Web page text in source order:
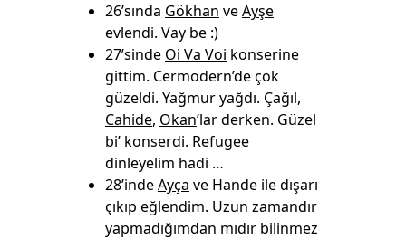
26’sında Gökhan veAyşe
evlendi. Vay be :)
27’sinde Oi Va Voi konserine
gittim. Cermodern’de çok
güzeldi. Yağmur yağdı. Çağıl,
Cahide, Okan’lar derken. Güzel
bi’ konserdi. Refugee
dinleyelim hadi …
28’indeAyça ve Hande ile dışarı
çıkıp eğlendim. Uzun zamandır
yapmadığımdan mıdır bilinmez